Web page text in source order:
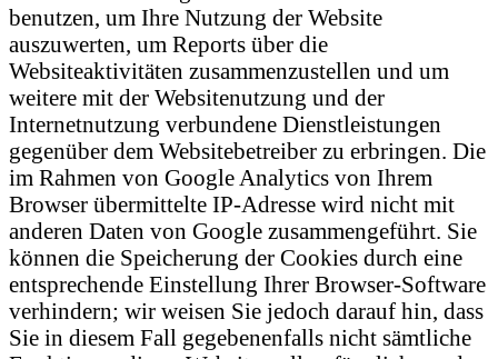
benutzen, um Ihre Nutzung der Website
auszuwerten, um Reports über die
Websiteaktivitäten zusammenzustellen und um
weitere mit der Websitenutzung und der
Internetnutzung verbundene Dienstleistungen
gegenüber dem Websitebetreiber zu erbringen. Die
im Rahmen von Google Analytics von Ihrem
Browser übermittelte IP-Adresse wird nicht mit
anderen Daten von Google zusammengeführt. Sie
können die Speicherung der Cookies durch eine
entsprechende Einstellung Ihrer Browser-Software
verhindern; wir weisen Sie jedoch darauf hin, dass
Sie in diesem Fall gegebenenfalls nicht sämtliche